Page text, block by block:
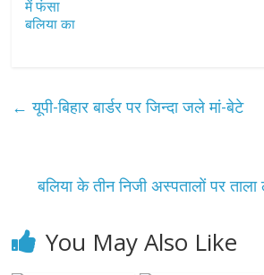
← यूपी-बिहार बार्डर पर जिन्दा जले मां-बेटे
बलिया के तीन निजी अस्पतालों पर
You May Also Like